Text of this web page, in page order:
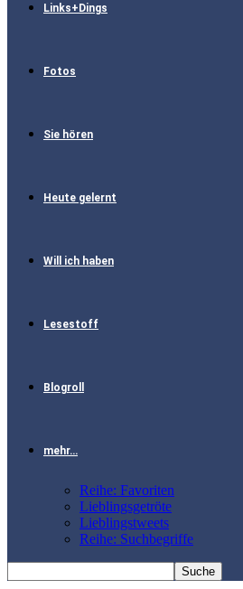
Links+Dings
Fotos
Sie hören
Heute gelernt
Will ich haben
Lesestoff
Blogroll
mehr…
Reihe: Favoriten
Lieblingsgetröte
Lieblingstweets
Reihe: Suchbegriffe